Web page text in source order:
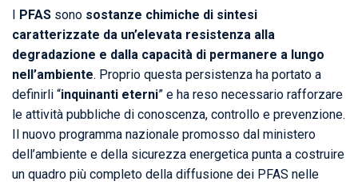
PFAS sono sostanze chimiche di sintesi
caratterizzate da un’elevata resistenza alla
degradazione e dalla capacità di permanere a lungo
nell’ambiente. Proprio questa persistenza ha portato a
definirli “inquinanti eterni” e ha reso necessario rafforzare
le attività pubbliche di conoscenza, controllo e prevenzione.
Il nuovo programma nazionale promosso dal ministero
dell’ambiente e della sicurezza energetica punta a costruire
un quadro più completo della diffusione dei PFAS nelle